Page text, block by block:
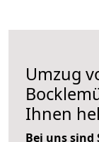
Umzug
Ihnen
Bei uns sind